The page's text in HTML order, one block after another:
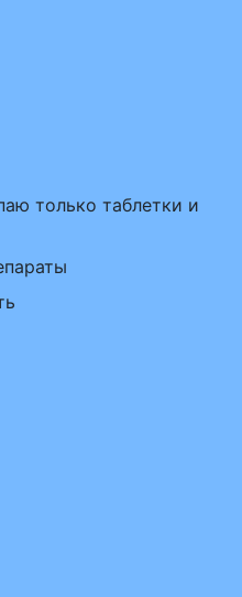
только таблетки и